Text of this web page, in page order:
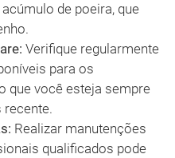
de poeira, que
Verifique regularmente
para os
que você esteja sempre
Realizar manutenções
qualificados pode